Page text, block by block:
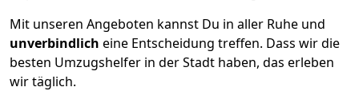
Mit unseren Angeboten kannst Du in aller Ruhe und
unverbindlich eine Entscheidung treffen. Dass wir die
besten Umzugshelfer in der Stadt haben, das erleben
wir täglich.